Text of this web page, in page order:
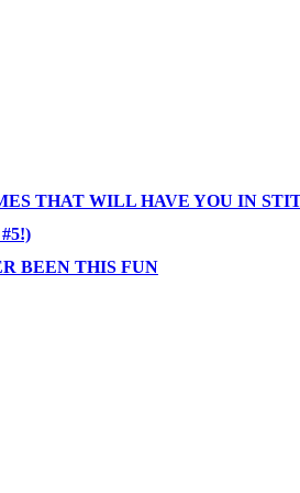
THAT WILL HAVE YOU IN
BEEN THIS FUN